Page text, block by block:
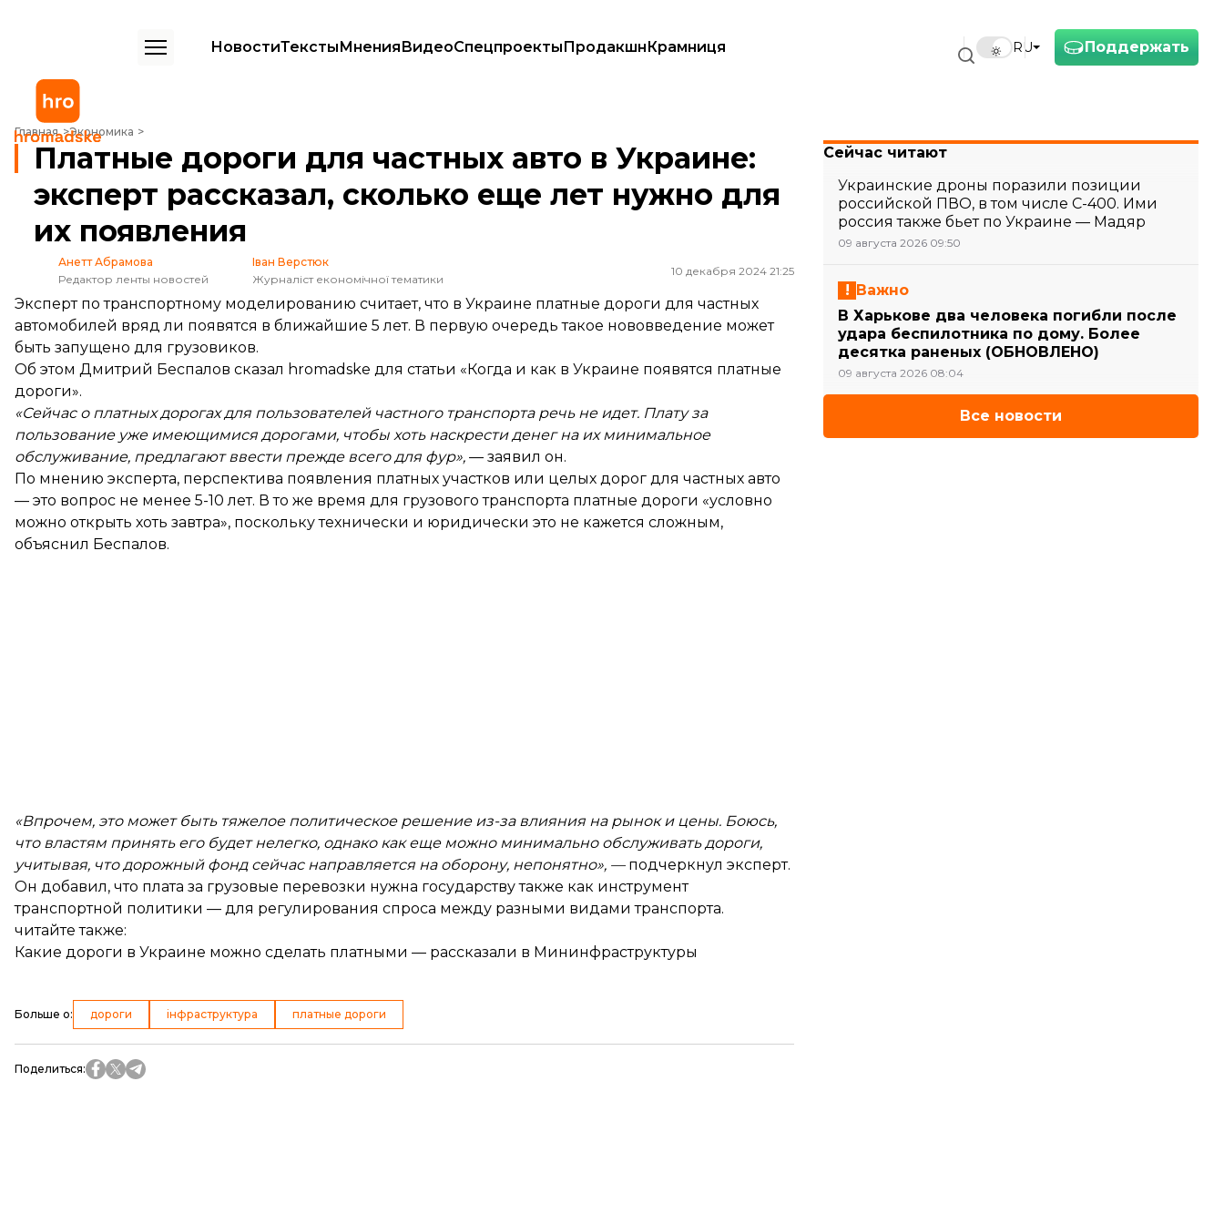
Поддержать
RU
НовостиТекстыМненияВидеоСпецпроектыПродакшнКрамниця
Главная Экономика
Платные дороги для частных авто в Украине: эксперт рассказал, сколько еще лет нужно для их появления
Платные дороги для частных авто в Украине:
эксперт рассказал, сколько еще лет нужно для
их появления
Анетт Абрамова
Редактор ленты новостей
Іван Верстюк
Журналіст економічної тематики
10 декабря 2024 21:25
Эксперт по транспортному моделированию считает, что в Украине платные дороги для частных
автомобилей вряд ли появятся в ближайшие 5 лет. В первую очередь такое нововведение может
быть запущено для грузовиков.
Об этом Дмитрий Беспалов сказал hromadske для статьи «Когда и как в Украине появятся платные
дороги».
«Сейчас о платных дорогах для пользователей частного транспорта речь не идет. Плату за
пользование уже имеющимися дорогами, чтобы хоть наскрести денег на их минимальное
обслуживание, предлагают ввести прежде всего для фур», — заявил он.
По мнению эксперта, перспектива появления платных участков или целых дорог для частных авто
— это вопрос не менее 5-10 лет. В то же время для грузового транспорта платные дороги «условно
можно открыть хоть завтра», поскольку технически и юридически это не кажется сложным,
объяснил Беспалов.
«Впрочем, это может быть тяжелое политическое решение из-за влияния на рынок и цены. Боюсь,
что властям принять его будет нелегко, однако как еще можно минимально обслуживать дороги,
учитывая, что дорожный фонд сейчас направляется на оборону, непонятно», —подчеркнул эксперт.
Он добавил, что плата за грузовые перевозки нужна государству также как инструмент
транспортной политики — для регулирования спроса между разными видами транспорта.
читайте также:
Какие дороги в Украине можно сделать платными — рассказали в Мининфраструктуры
Больше о: дороги інфраструктура платные дороги
Поделиться:
Сейчас читают
Украинские дроны поразили позиции
российской ПВО, в том числе С-400. Ими
россия также бьет по Украине — Мадяр
09 августа 2026 09:50
Важно
В Харькове два человека погибли после
удара беспилотника по дому. Более
десятка раненых (ОБНОВЛЕНО)
09 августа 2026 08:04
Все новости